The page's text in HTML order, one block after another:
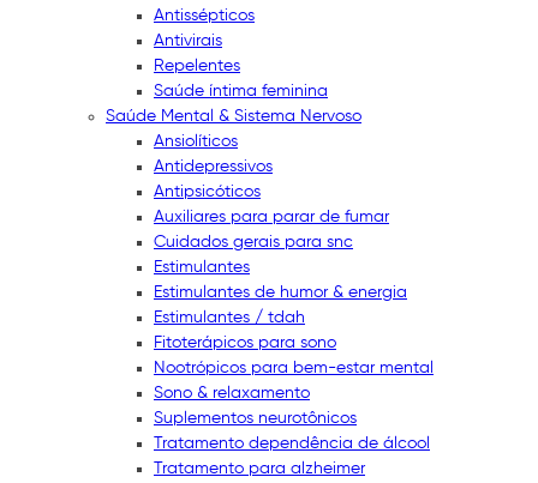
Antissépticos
Antivirais
Repelentes
Saúde íntima feminina
Saúde Mental & Sistema Nervoso
Ansiolíticos
Antidepressivos
Antipsicóticos
Auxiliares para parar de fumar
Cuidados gerais para snc
Estimulantes
Estimulantes de humor & energia
Estimulantes / tdah
Fitoterápicos para sono
Nootrópicos para bem-estar mental
Sono & relaxamento
Suplementos neurotônicos
Tratamento dependência de álcool
Tratamento para alzheimer